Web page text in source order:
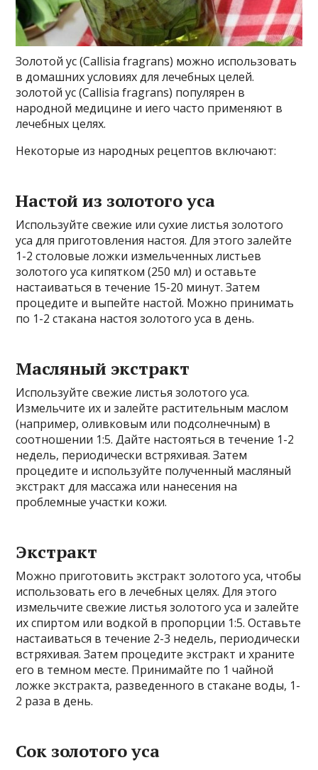
Золотой ус (Callisia fragrans) можно использовать
в домашних условиях для лечебных целей.
золотой ус (Callisia fragrans) популярен в
народной медицине и иего часто применяют в
лечебных целях.
Некоторые из народных рецептов включают:
Настой из золотого уса
Используйте свежие или сухие листья золотого
уса для приготовления настоя. Для этого залейте
1-2 столовые ложки измельченных листьев
золотого уса кипятком (250 мл) и оставьте
настаиваться в течение 15-20 минут. Затем
процедите и выпейте настой. Можно принимать
по 1-2 стакана настоя золотого уса в день.
Масляный экстракт
Используйте свежие листья золотого уса.
Измельчите их и залейте растительным маслом
(например, оливковым или подсолнечным) в
соотношении 1:5. Дайте настояться в течение 1-2
недель, периодически встряхивая. Затем
процедите и используйте полученный масляный
экстракт для массажа или нанесения на
проблемные участки кожи.
Экстракт
Можно приготовить экстракт золотого уса, чтобы
использовать его в лечебных целях. Для этого
измельчите свежие листья золотого уса и залейте
их спиртом или водкой в пропорции 1:5. Оставьте
настаиваться в течение 2-3 недель, периодически
встряхивая. Затем процедите экстракт и храните
его в темном месте. Принимайте по 1 чайной
ложке экстракта, разведенного в стакане воды, 1-
2 раза в день.
Сок золотого уса